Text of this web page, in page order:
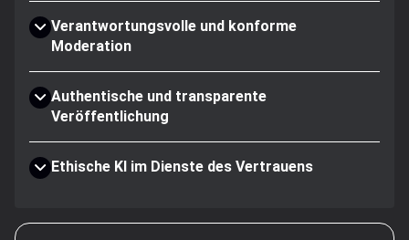
Verantwortungsvolle und konforme
Moderation
Authentische und transparente
Veröffentlichung
Ethische KI im Dienste des Vertrauens